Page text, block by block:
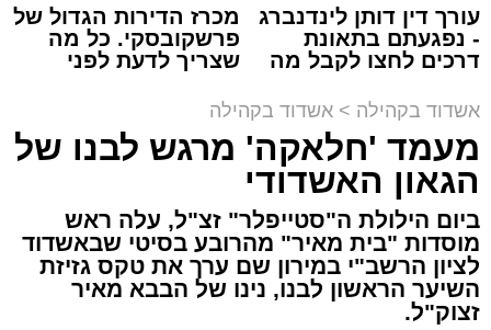
ואכן, כפי שהובטח, לא היה מדובר במופע שגרתי,
אלא במעמד של טיש חסידי אותנטי, שהצליח
לסחוף אליו את ההמונים מעומק ימי החולין - אל
תוך האווירה השבתית של חצרות הקודש.
עורך דין דותן לינדנברג
- נפגעתם בתאונת
דרכים לחצו לקבל מה
מכרז הדירות הגדול של
פרשקובסקי. כל מה
שצריך לדעת לפני
באשדוד
אשדוד בקהילה > אשדוד בקהילה
מעמד 'חלאקה' מרגש לבנו של
הגאון האשדודי
ביום הילולת ה"סטייפלר" זצ"ל, עלה ראש
מוסדות "בית מאיר" מהרובע בסיטי שבאשדוד
לציון הרשב"י במירון שם ערך את טקס גזיזת
השיער הראשון לבנו, נינו של הבבא מאיר
זצוק"ל.